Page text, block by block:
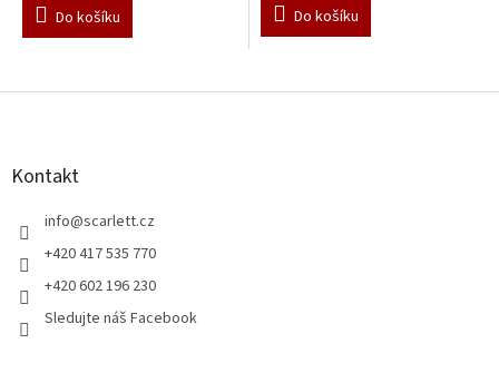
5,0
hvězdiček.
Do košíku
5,0
hvězdiček.
Do košíku
Z
Kontakt
info@scarlett.cz
+420 417 535 770
+420 602 196 230
Sledujte náš Facebook